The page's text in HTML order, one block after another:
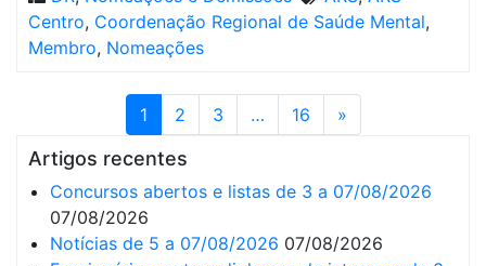
Centro, Coordenação Regional de Saúde Mental,
Membro, Nomeações
1 2 3 … 16 »
Artigos recentes
Concursos abertos e listas de 3 a 07/08/2026
07/08/2026
Notícias de 5 a 07/08/2026 07/08/2026